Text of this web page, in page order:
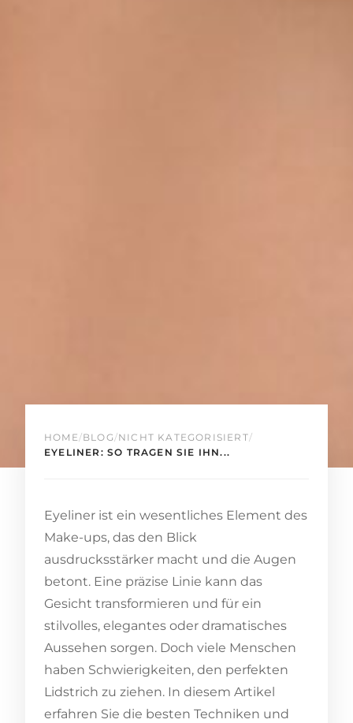
HOME/BLOG/NICHT KATEGORISIERT/
EYELINER: SO TRAGEN SIE IHN...
Eyeliner ist ein wesentliches Element des
Make-ups, das den Blick
ausdrucksstärker macht und die Augen
betont. Eine präzise Linie kann das
Gesicht transformieren und für ein
stilvolles, elegantes oder dramatisches
Aussehen sorgen. Doch viele Menschen
haben Schwierigkeiten, den perfekten
Lidstrich zu ziehen. In diesem Artikel
erfahren Sie die besten Techniken und